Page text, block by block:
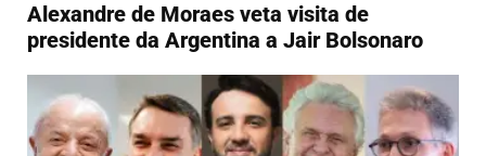
Alexandre de Moraes veta visita de
presidente da Argentina a Jair Bolsonaro